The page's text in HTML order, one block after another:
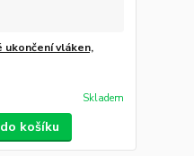
ukončení vláken,
Skladem
košíku